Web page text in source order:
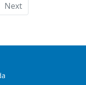
Next